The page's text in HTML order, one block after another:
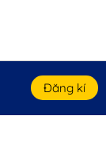
Đăng kí